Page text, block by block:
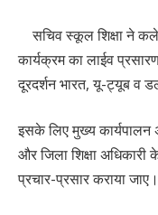
सचिव स्कूल शिक्षा ने
कार्यक्रम का लाईव
दूरदर्शन भारत, यू-ट्यूब व
इसके लिए मुख्य कार्यपालन
और जिला शिक्षा
प्रचार-प्रसार कराया जाए।